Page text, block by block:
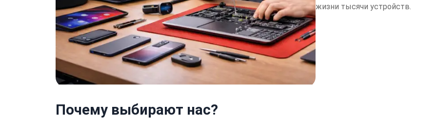
жизни тысячи устройств.
Почему выбирают нас?